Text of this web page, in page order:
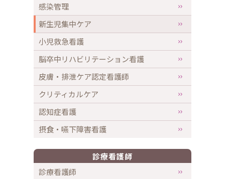
感染管理
新生児集中ケア
小児救急看護
脳卒中リハビリテーション看護
皮膚・排泄ケア認定看護師
クリティカルケア
認知症看護
摂食・嚥下障害看護
診療看護師
診療看護師